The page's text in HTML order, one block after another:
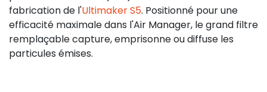
fabrication de l'Ultimaker S5. Positionné pour une
efficacité maximale dans l'Air Manager, le grand filtre
remplaçable capture, emprisonne ou diffuse les
particules émises.